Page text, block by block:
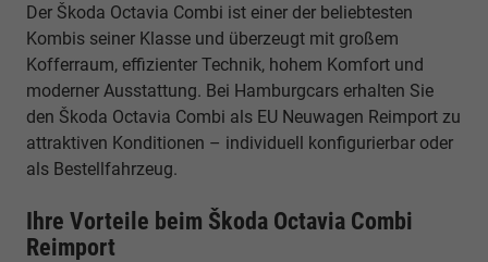
Der Škoda Octavia Combi ist einer der beliebtesten
Kombis seiner Klasse und überzeugt mit großem
Kofferraum, effizienter Technik, hohem Komfort und
moderner Ausstattung. Bei Hamburgcars erhalten Sie
den Škoda Octavia Combi als EU Neuwagen Reimport zu
attraktiven Konditionen – individuell konfigurierbar oder
als Bestellfahrzeug.
Ihre Vorteile beim Škoda Octavia Combi
Reimport